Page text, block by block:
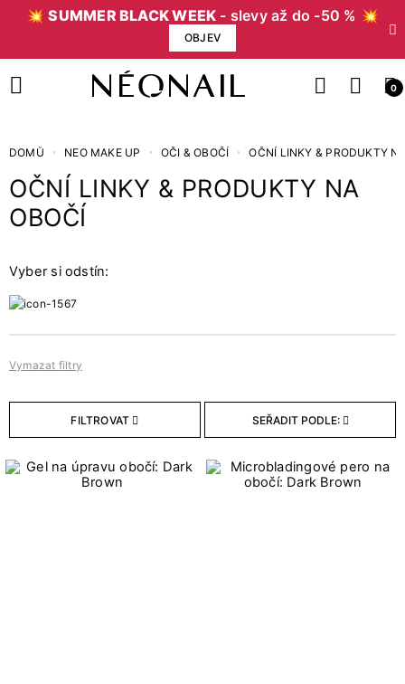
💥SUMMER BLACK WEEK - slevy až do -50 % 💥
OBJEV
0
Cena
Bestsellery
Bestsellery 0
Objem
1
DOMŮ NEO MAKE UP OČI & OBOČÍ OČNÍ LINKY & PRODUKTY
OČNÍ LINKY & PRODUKTY NA
OBOČÍ
Vyber si odstín:
Vymazat filtry
FILTROVAT SEŘADIT PODLE: